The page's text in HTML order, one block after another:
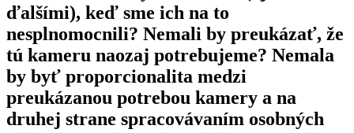
ďalšími), keď sme ich na to
nesplnomocnili? Nemali by preukázať, že
tú kameru naozaj potrebujeme? Nemala
by byť proporcionalita medzi
preukázanou potrebou kamery a na
druhej strane spracovávaním osobných